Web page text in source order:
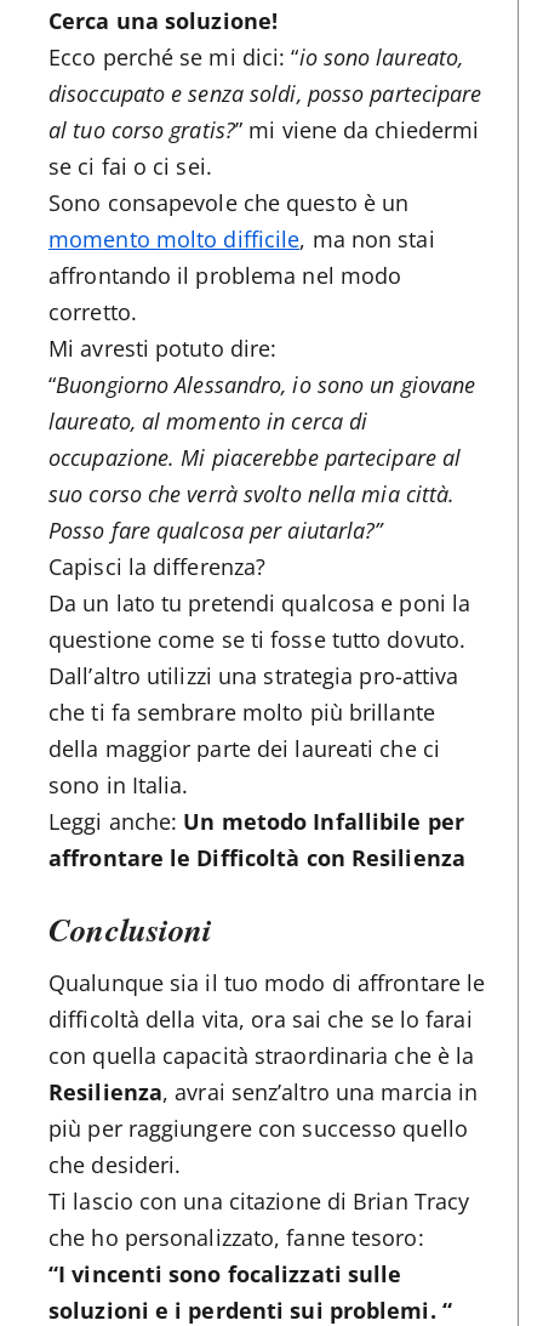
Cerca una soluzione!
Ecco perché se mi dici: “io sono laureato,
disoccupato e senza soldi, posso partecipare
al tuo corso gratis?” mi viene da chiedermi
se ci fai o ci sei.
Sono consapevole che questo è un
momento molto difficile, ma non stai
affrontando il problema nel modo
corretto.
Mi avresti potuto dire:
“Buongiorno Alessandro, io sono un giovane
laureato, al momento in cerca di
occupazione. Mi piacerebbe partecipare al
suo corso che verrà svolto nella mia città.
Posso fare qualcosa per aiutarla?”
Capisci la differenza?
Da un lato tu pretendi qualcosa e poni la
questione come se ti fosse tutto dovuto.
Dall’altro utilizzi una strategia pro-attiva
che ti fa sembrare molto più brillante
della maggior parte dei laureati che ci
sono in Italia.
Leggi anche: Un metodo Infallibile per
affrontare le Difficoltà con Resilienza
Conclusioni
Qualunque sia il tuo modo di affrontare le
difficoltà della vita, ora sai che se lo farai
con quella capacità straordinaria che è la
Resilienza, avrai senz’altro una marcia in
più per raggiungere con successo quello
che desideri.
Ti lascio con una citazione di Brian Tracy
che ho personalizzato, fanne tesoro:
“I vincenti sono focalizzati sulle
soluzioni e i perdenti sui problemi. “